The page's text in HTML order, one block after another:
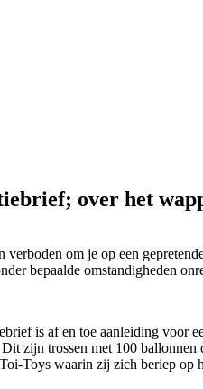
over het
om je op een
bepaalde omstandigheden
is af en toe aanleiding voor
zijn trossen met 100
Toys waarin zij zich beriep op